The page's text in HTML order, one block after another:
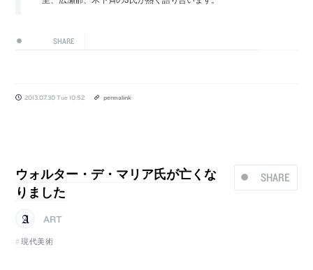
SHARE
2013.07.30 Tue 10:52 permalink
SHARE
ウォルター・デ・マリア氏が亡くな
りました
ART
現代美術